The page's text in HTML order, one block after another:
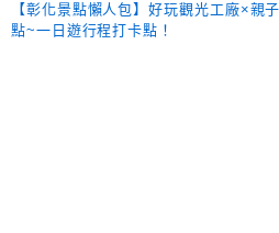
【彰化景點懶人包】好玩觀光工廠×親
點~一日遊行程打卡點！